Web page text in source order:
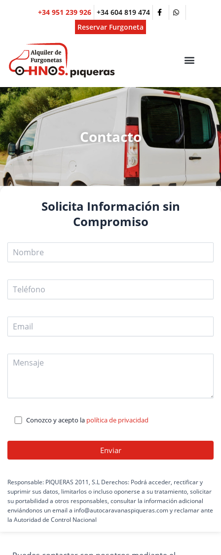
+34 951 239 926
+34 604 819 474
Reservar Furgoneta
Menú
Contacto
Solicita Información sin
Compromiso
Conozco y acepto la política de privacidad
Responsable: PIQUERAS 2011, S.L Derechos: Podrá acceder, rectificar y
suprimir sus datos, limitarlos o incluso oponerse a su tratamiento, solicitar
su portabilidad a otros responsables, consultar la información adicional
enviándonos un email a info@autocaravanaspiqueras.com y reclamar ante
la Autoridad de Control Nacional